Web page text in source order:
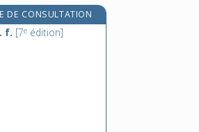
DE CONSULTATION
f. [7e édition]